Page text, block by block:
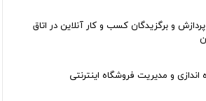
پردازش و برگزیدگان کسب و کار آنلاین در اتاق
اندازی و مدیریت فروشگاه اینترنتی